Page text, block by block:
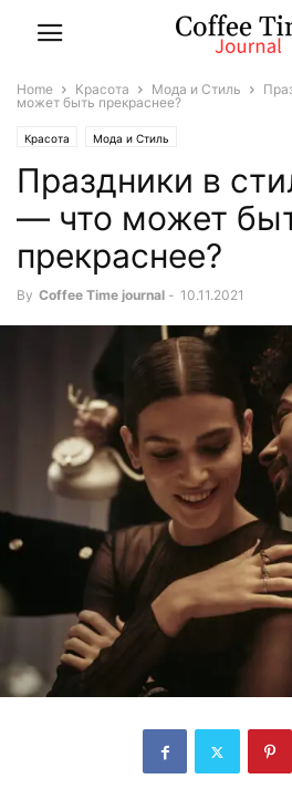
Home Красота Мода и Стиль
может быть прекраснее?
Красота Мода и Стиль
Праздники в
— что может
прекраснее?
By Coffee Time journal - 10.11.2021